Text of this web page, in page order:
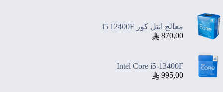
معالج انتل كور i5 12400F
870,00
Intel Core i5-13400F
995,00